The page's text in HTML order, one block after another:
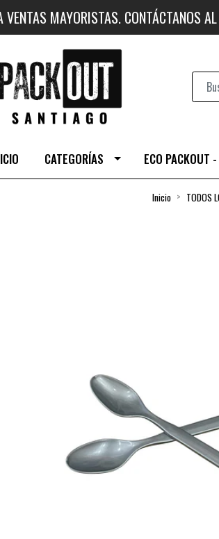
VENTAS MAYORISTAS. CONTÁCTANOS
CATEGORÍAS ECO
Inicio TODOS